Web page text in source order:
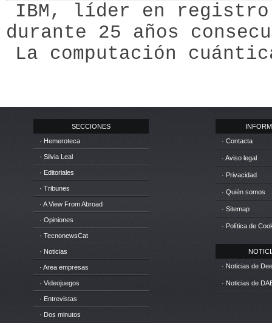
IBM, líder en registro
durante 25 años
La computación
SECCIONES
· Hemeroteca
· Silvia Leal
· Editoriales
· Tribunes
· A View From Abroad
· Opiniones
· TecnonewsCat
· Noticias
· Area empresas
· Videojuegos
· Entrevistas
· Dos minutos
· Contacta
· Aviso legal
· Privacidad
· Quién somos
· Sitemap
· Política de
· Noticias de
· Noticias de